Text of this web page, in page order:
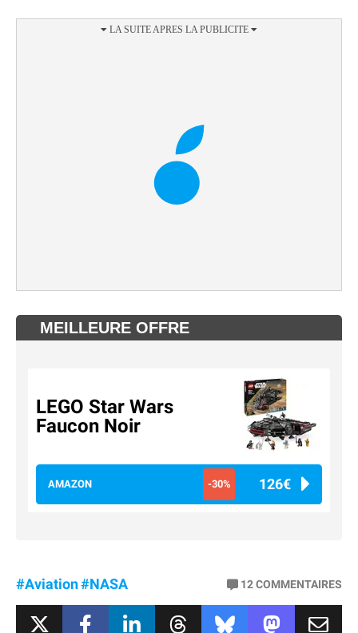
MEILLEURE OFFRE
LEGO Star Wars
Faucon Noir
AMAZON -30% 126€
#Aviation#NASA 12COMMENTAIRES